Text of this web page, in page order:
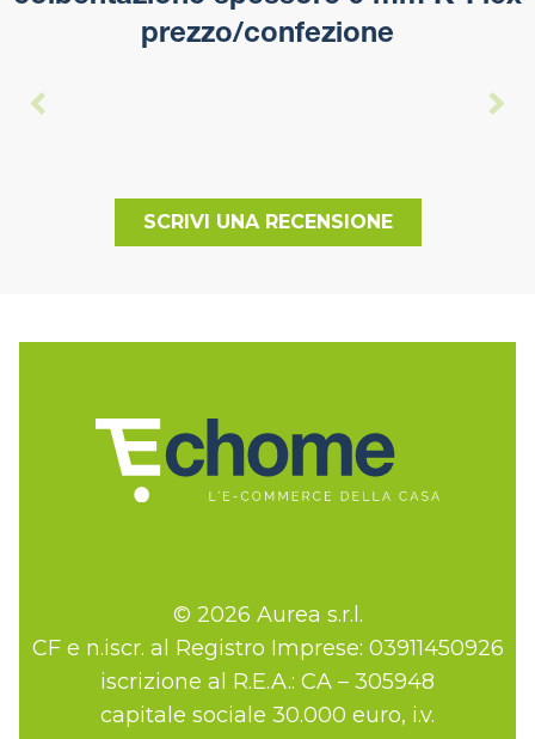
prezzo/confezione
SCRIVI UNA RECENSIONE
© 2026 Aurea s.r.l.
CF e n.iscr. al Registro Imprese: 03911450926
iscrizione al R.E.A.: CA – 305948
capitale sociale 30.000 euro, i.v.